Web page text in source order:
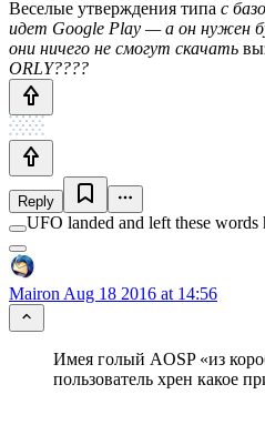
Веселые утверждения типа с
идет Google Play — а он нужен
они ничего не смогут скачать
ORLY????
Reply
UFO landed and left these words
Mairon Aug 18 2016 at 14:56
Имея голый AOSP «из
пользователь хрен какое